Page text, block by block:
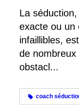
La
exacte ou un
infaillibles,
de
obstacl...
coach